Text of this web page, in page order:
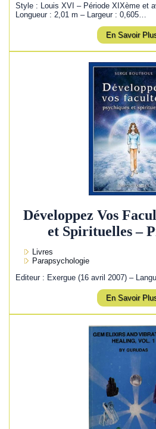
Style : Louis XVI – Période XIXème et
Longueur : 2,01 m – Largeur : 0,605…
En Savoir
Développez Vos
et Spirituelles –
Livres
Parapsychologie
Editeur : Exergue (16 avril 2007) –
En Savoir